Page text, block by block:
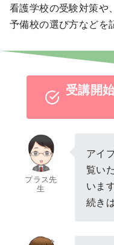
看護学校の受験対策や
予備校の選び方などを
受講開
プラス先
生
アイ
覧い
います
続き